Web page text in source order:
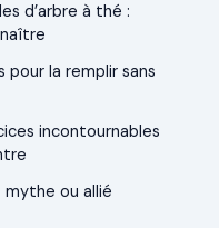
d’arbre à thé :
pour la remplir sans
incontournables
mythe ou allié